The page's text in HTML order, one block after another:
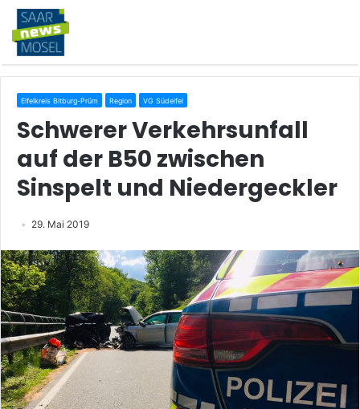
Eifelkreis Bitburg-Prüm Region VG Südeifel
Schwerer Verkehrsunfall
auf der B50 zwischen
Sinspelt und Niedergeckler
29. Mai 2019